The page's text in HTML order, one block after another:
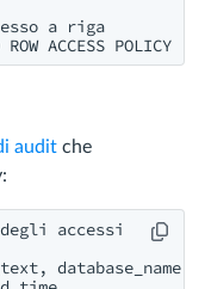
a riga
audit che
accessi
database_name,